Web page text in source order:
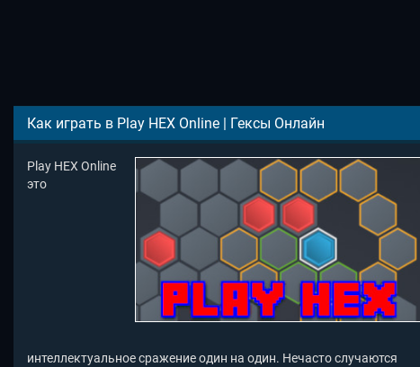
Как играть в Play HEX Online | Гексы Онлайн
Play HEX Online
это
интеллектуальное сражение один на один. Нечасто случаются